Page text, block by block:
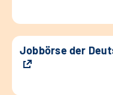
Jobbörse der